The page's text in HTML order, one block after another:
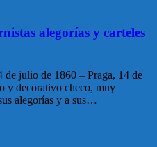
alegorías y carteles
julio de 1860 – Praga, 14 de
y decorativo checo, muy
alegorías y a sus…